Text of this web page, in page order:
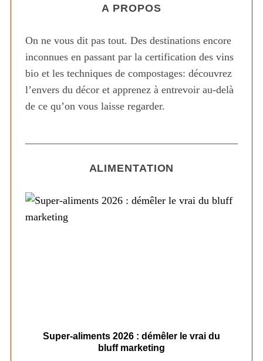
A PROPOS
On ne vous dit pas tout. Des destinations encore
inconnues en passant par la certification des vins
bio et les techniques de compostages: découvrez
l’envers du décor et apprenez à entrevoir au-delà
de ce qu’on vous laisse regarder.
ALIMENTATION
Super-aliments 2026 : démêler le vrai du
bluff marketing